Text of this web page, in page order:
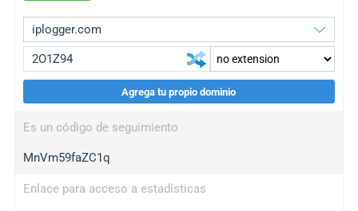
wl.gl
ed.tc
Agrega tu propio dominio
Es un código de seguimiento
MnVm59faZC1q
Enlace para acceso a estadísticas